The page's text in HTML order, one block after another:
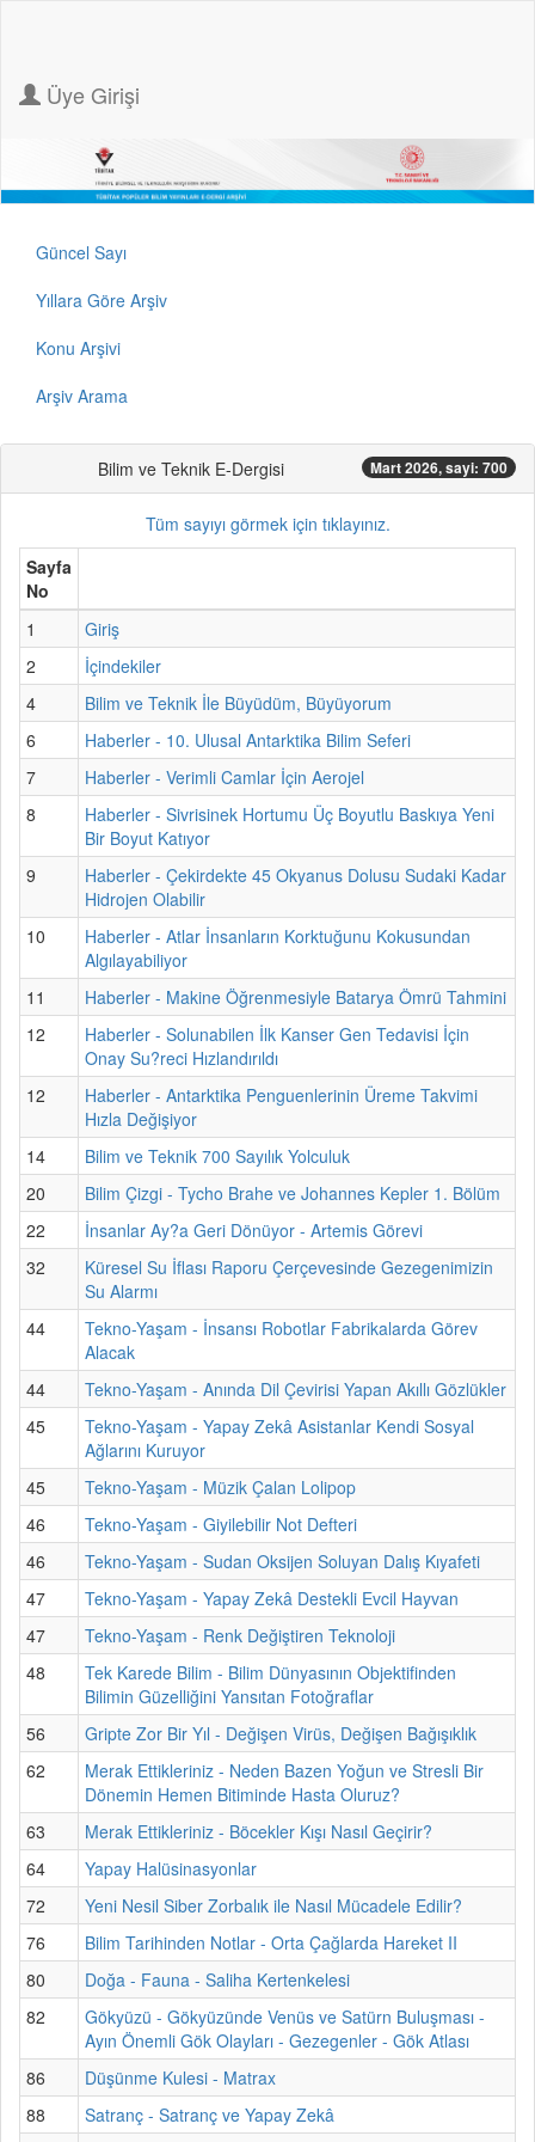
Üye Girişi
Güncel Sayı
Yıllara Göre Arşiv
Konu Arşivi
Arşiv Arama
Bilim ve Teknik E-Dergisi Mart 2026, sayi: 700
Tüm sayıyı görmek için tıklayınız.
Sayfa
No
1
Giriş
2
İçindekiler
4
Bilim ve Teknik İle Büyüdüm, Büyüyorum
6
Haberler - 10. Ulusal Antarktika Bilim Seferi
7
Haberler - Verimli Camlar İçin Aerojel
8
Haberler - Sivrisinek Hortumu Üç Boyutlu Baskıya Yeni
Bir Boyut Katıyor
9
Haberler - Çekirdekte 45 Okyanus Dolusu Sudaki Kadar
Hidrojen Olabilir
10
Haberler - Atlar İnsanların Korktuğunu Kokusundan
Algılayabiliyor
11
Haberler - Makine Öğrenmesiyle Batarya Ömrü Tahmini
12
Haberler - Solunabilen İlk Kanser Gen Tedavisi İçin
Onay Su?reci Hızlandırıldı
12
Haberler - Antarktika Penguenlerinin Üreme Takvimi
Hızla Değişiyor
14
Bilim ve Teknik 700 Sayılık Yolculuk
20
Bilim Çizgi - Tycho Brahe ve Johannes Kepler 1. Bölüm
22
İnsanlar Ay?a Geri Dönüyor - Artemis Görevi
32
Küresel Su İflası Raporu Çerçevesinde Gezegenimizin
Su Alarmı
44
Tekno-Yaşam - İnsansı Robotlar Fabrikalarda Görev
Alacak
44
Tekno-Yaşam - Anında Dil Çevirisi Yapan Akıllı Gözlükler
45
Tekno-Yaşam - Yapay Zekâ Asistanlar Kendi Sosyal
Ağlarını Kuruyor
45
Tekno-Yaşam - Müzik Çalan Lolipop
46
Tekno-Yaşam - Giyilebilir Not Defteri
46
Tekno-Yaşam - Sudan Oksijen Soluyan Dalış Kıyafeti
47
Tekno-Yaşam - Yapay Zekâ Destekli Evcil Hayvan
47
Tekno-Yaşam - Renk Değiştiren Teknoloji
48
Tek Karede Bilim - Bilim Dünyasının Objektifinden
Bilimin Güzelliğini Yansıtan Fotoğraflar
56
Gripte Zor Bir Yıl - Değişen Virüs, Değişen Bağışıklık
62
Merak Ettikleriniz - Neden Bazen Yoğun ve Stresli Bir
Dönemin Hemen Bitiminde Hasta Oluruz?
63
Merak Ettikleriniz - Böcekler Kışı Nasıl Geçirir?
64
Yapay Halüsinasyonlar
72
Yeni Nesil Siber Zorbalık ile Nasıl Mücadele Edilir?
76
Bilim Tarihinden Notlar - Orta Çağlarda Hareket II
80
Doğa - Fauna - Saliha Kertenkelesi
82
Gökyüzü - Gökyüzünde Venüs ve Satürn Buluşması -
Ayın Önemli Gök Olayları - Gezegenler - Gök Atlası
86
Düşünme Kulesi - Matrax
88
Satranç - Satranç ve Yapay Zekâ